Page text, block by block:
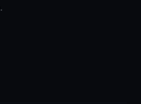
.